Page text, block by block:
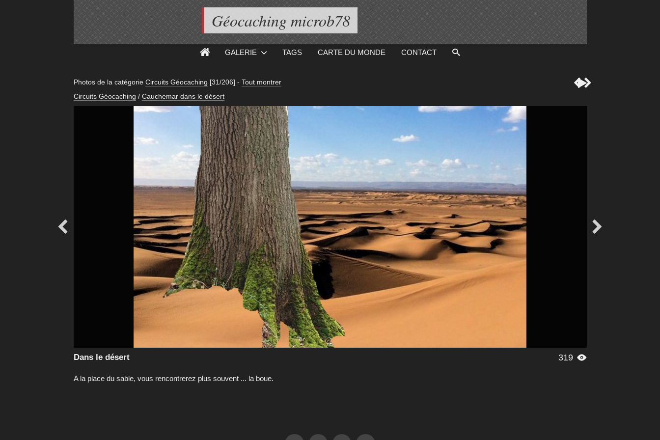
Géocaching microb78
GALERIE TAGS CARTE DU MONDE CONTACT
Photos de la catégorie Circuits Géocaching [31/206] - Tout montrer
Circuits Géocaching / Cauchemar dans le désert

 
319 
Dans le désert
A la place du sable, vous rencontrerez plus souvent ... la boue.